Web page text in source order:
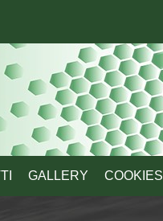
GALLERY COOKIES